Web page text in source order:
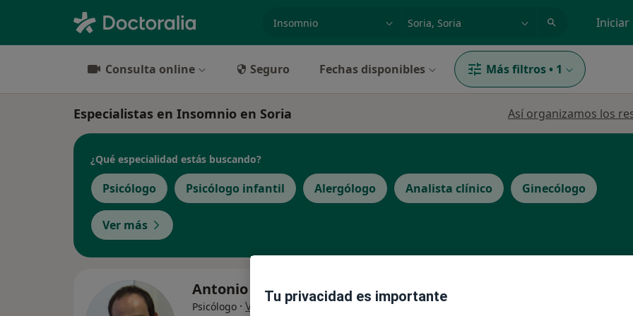
Iniciar
Consulta online Seguro Fechas disponibles Más filtros • 1
Especialistas en Insomnio en Soria Así organizamos los
¿Qué especialidad estás buscando?
Psicólogo Psicólogo infantil Alergólogo Analista clínico Ginecólogo
Ver más
Antonio Ayuso Salazar
Psicólogo · Ver más
Tu privacidad es importante